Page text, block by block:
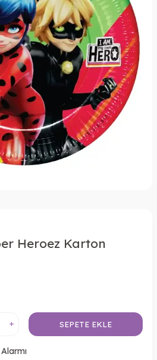
Heroez Karton
SEPETE EKLE